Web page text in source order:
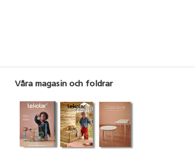
Våra magasin och foldrar